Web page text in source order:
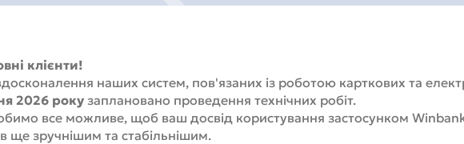
клієнти!
наших систем, пов'язаних із роботою карткових та
2026 року заплановано проведення технічних робіт.
все можливе, щоб ваш досвід користування застосунком
ще зручнішим та стабільнішим.